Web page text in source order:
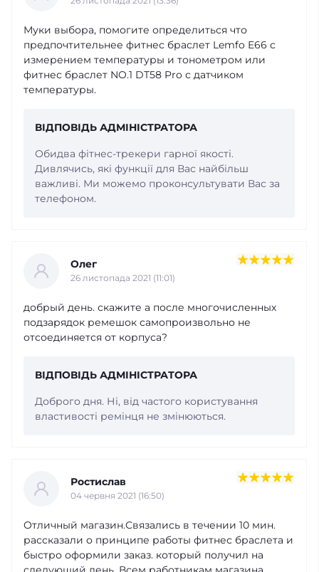
Муки выбора, помогите определиться что
предпочтительнее фитнес браслет Lemfo E66 с
измерением температуры и тонометром или
фитнес браслет NO.1 DT58 Pro с датчиком
температуры.
ВІДПОВІДЬ АДМІНІСТРАТОРА
Обидва фітнес-трекери гарної якості.
Дивлячись, які функції для Вас найбільш
важливі. Ми можемо проконсультувати Вас за
телефоном.
Олег
26 листопада 2021 (11:01)
добрый день. скажите а после многочисленных
подзарядок ремешок самопроизвольно не
отсоединяется от корпуса?
ВІДПОВІДЬ АДМІНІСТРАТОРА
Доброго дня. Ні, від частого користування
властивості ремінця не змінюються.
Ростислав
04 червня 2021 (16:50)
Отличный магазин.Связались в течении 10 мин.
рассказали о принципе работы фитнес браслета и
быстро оформили заказ. который получил на